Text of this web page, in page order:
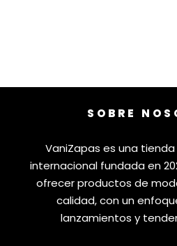
SOBRE
VaniZapas es una
internacional fundada en
ofrecer productos de
calidad, con un
lanzamientos y